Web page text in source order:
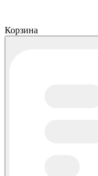
Корзина